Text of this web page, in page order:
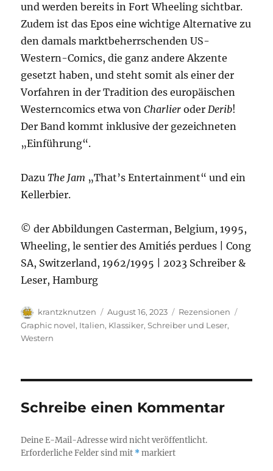
und werden bereits in Fort Wheeling sichtbar.
Zudem ist das Epos eine wichtige Alternative zu
den damals marktbeherrschenden US-
Western-Comics, die ganz andere Akzente
gesetzt haben, und steht somit als einer der
Vorfahren in der Tradition des europäischen
Westerncomics etwa vonCharlier oderDerib!
Der Band kommt inklusive der gezeichneten
„Einführung“.
DazuThe Jam „That’s Entertainment“ und ein
Kellerbier.
© der Abbildungen Casterman, Belgium, 1995,
Wheeling, le sentier des Amitiés perdues | Cong
SA, Switzerland, 1962/1995 | 2023 Schreiber &
Leser, Hamburg
Autor
krantzknutzen
Veröffentlicht
am
August 16, 2023 Kategorien
Rezensionen
Graphic novel, Italien, Klassiker,Schreiber und Leser,
Western
Schreibe einen Kommentar
Deine E-Mail-Adresse wird nicht veröffentlicht.
Erforderliche Felder sind mit *markiert